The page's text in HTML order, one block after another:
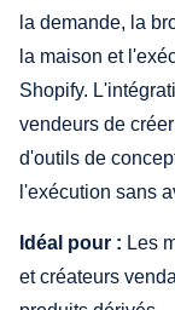
la demande, la
la maison et
Shopify.
vendeurs de
d'outils de
l'exécution sans
Idéal pour : Les
et créateurs